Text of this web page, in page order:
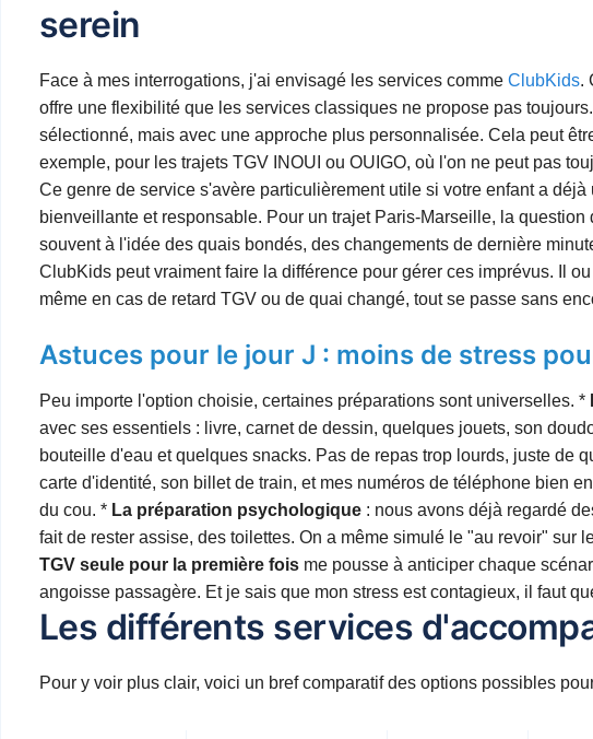
serein
Face à mes interrogations, j'ai envisagé les services comme ClubKids.
offre une flexibilité que les services classiques ne propose pas
sélectionné, mais avec une approche plus personnalisée. Cela peut
exemple, pour les trajets TGV INOUI ou OUIGO, où l'on ne peut pas
Ce genre de service s'avère particulièrement utile si votre enfant a
bienveillante et responsable. Pour un trajet Paris-Marseille, la
souvent à l'idée des quais bondés, des changements de dernière
ClubKids peut vraiment faire la différence pour gérer ces imprévus. Il
même en cas de retard TGV ou de quai changé, tout se passe sans
Astuces pour le jour J : moins de stress
Peu importe l'option choisie, certaines préparations sont universelles. *
avec ses essentiels : livre, carnet de dessin, quelques jouets, son
bouteille d'eau et quelques snacks. Pas de repas trop lourds, juste de
carte d'identité, son billet de train, et mes numéros de téléphone bien
du cou. * La préparation psychologique: nous avons déjà regardé
fait de rester assise, des toilettes. On a même simulé le "au revoir" sur
TGV seule pour la première foisme pousse à anticiper chaque
angoisse passagère. Et je sais que mon stress est contagieux, il faut
Les différents services
Pour y voir plus clair, voici un bref comparatif des options possibles